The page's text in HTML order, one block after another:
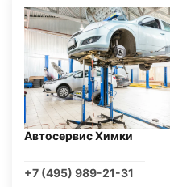
Автосервис Химки
+7 (495) 989-21-31